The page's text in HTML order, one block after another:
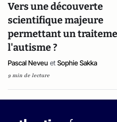
Vers une découverte
scientifique majeure
permettant un
l'autisme ?
Pascal Neveu et Sophie Sakka
9 min de lecture